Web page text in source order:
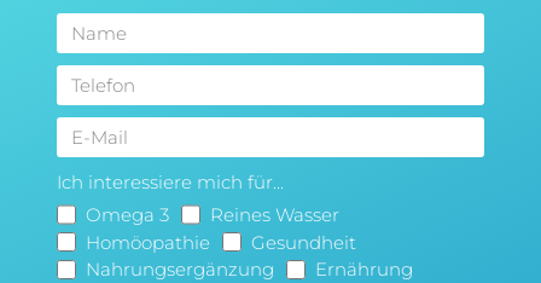
Ich interessiere mich für...
Omega 3
Reines Wasser
Homöopathie
Gesundheit
Nahrungsergänzung
Ernährung